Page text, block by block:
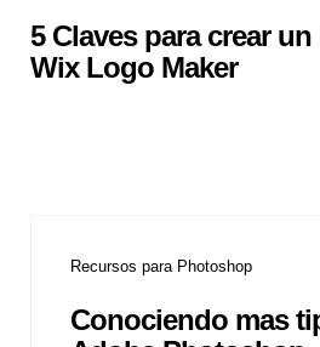
5 Claves para crear
Wix Logo Maker
Recursos para Photoshop
Conociendo mas